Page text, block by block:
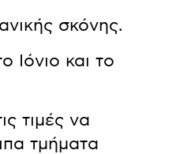
σκόνης.
Ιόνιο και το
τιμές να
τμήματα